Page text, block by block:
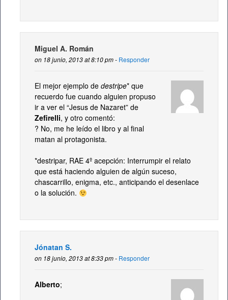
Miguel A. Román
on 18 junio, 2013 at 8:10 pm - Responder
El mejor ejemplo de destripe* que
recuerdo fue cuando alguien propuso
ir a ver el “Jesus de Nazaret” de
Zefirelli, y otro comentó:
? No, me he leído el libro y al final
matan al protagonista.
*destripar, RAE 4º acepción: Interrumpir el relato
que está haciendo alguien de algún suceso,
chascarrillo, enigma, etc., anticipando el desenlace
o la solución.
Jónatan S.
on 18 junio, 2013 at 8:33 pm - Responder
Alberto;